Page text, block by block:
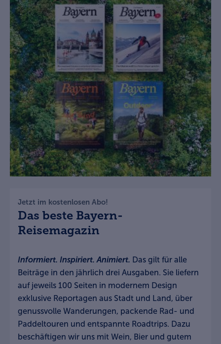
Jetzt im kostenlosen Abo!
Das beste Bayern-
Reisemagazin
Informiert. Inspiriert. Animiert. Das gilt für alle
Beiträge in den jährlich drei Ausgaben. Sie liefern
auf jeweils 100 Seiten in modernem Design
exklusive Reportagen aus Stadt und Land, über
genussvolle Wanderungen, packende Rad- und
Paddeltouren und entspannte Roadtrips. Dazu
beschäftigen wir uns mit Wein, Bier und gutem